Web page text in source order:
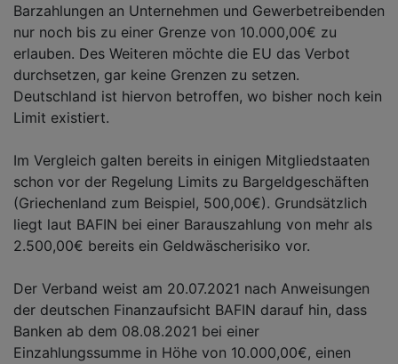
Barzahlungen an Unternehmen und Gewerbetreibenden
nur noch bis zu einer Grenze von 10.000,00€ zu
erlauben. Des Weiteren möchte die EU das Verbot
durchsetzen, gar keine Grenzen zu setzen.
Deutschland ist hiervon betroffen, wo bisher noch kein
Limit existiert.
Im Vergleich galten bereits in einigen Mitgliedstaaten
schon vor der Regelung Limits zu Bargeldgeschäften
(Griechenland zum Beispiel, 500,00€). Grundsätzlich
liegt laut BAFIN bei einer Barauszahlung von mehr als
2.500,00€ bereits ein Geldwäscherisiko vor.
Der Verband weist am 20.07.2021 nach Anweisungen
der deutschen Finanzaufsicht BAFIN darauf hin, dass
Banken ab dem 08.08.2021 bei einer
Einzahlungssumme in Höhe von 10.000,00€, einen